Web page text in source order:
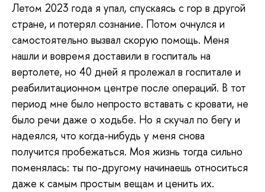
Летом 2023 года я упал, спускаясь с гор в другой
стране, и потерял сознание. Потом очнулся и
самостоятельно вызвал скорую помощь. Меня
нашли и вовремя доставили в госпиталь на
вертолете, но 40 дней я пролежал в госпитале и
реабилитационном центре после операций. В тот
период мне было непросто вставать с кровати, не
было речи даже о ходьбе. Но я скучал по бегу и
надеялся, что когда-нибудь у меня снова
получится пробежаться. Моя жизнь тогда сильно
поменялась: ты по-другому начинаешь относиться
даже к самым простым вещам и ценить их.